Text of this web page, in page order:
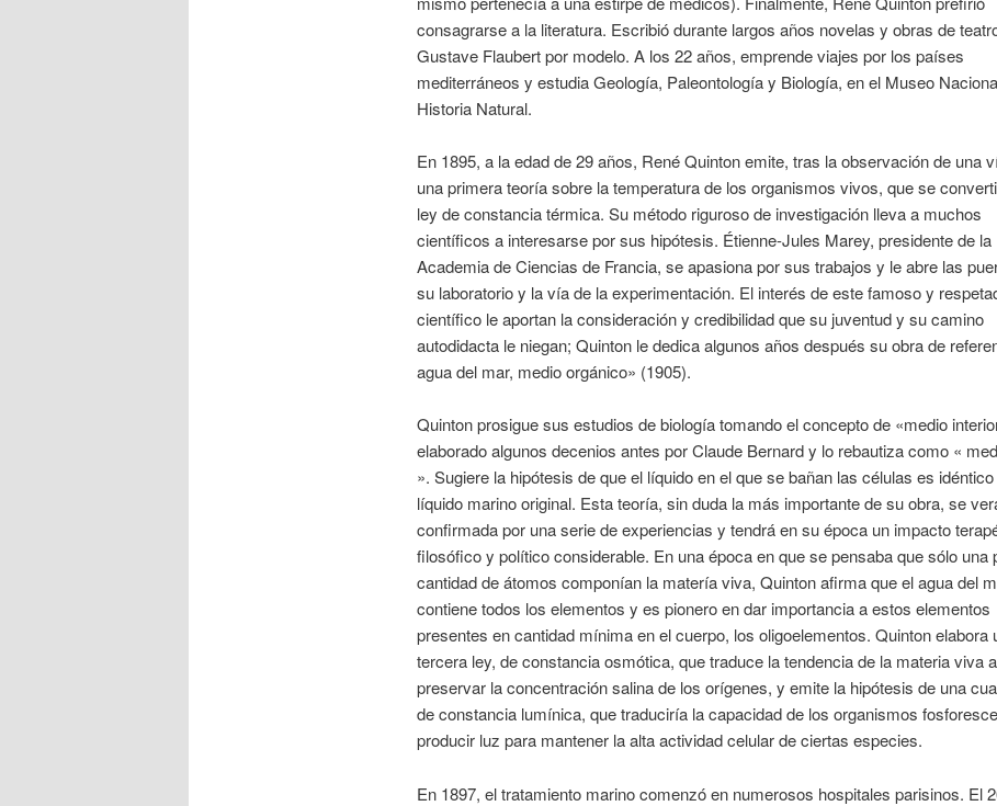
consagrarse a la literatura. Escribió durante largos años novelas y obras de
Gustave Flaubert por modelo. A los 22 años, emprende viajes por los países
mediterráneos y estudia Geología, Paleontología y Biología, en el Museo
Historia Natural.
En 1895, a la edad de 29 años, René Quinton emite, tras la observación de una
una primera teoría sobre la temperatura de los organismos vivos, que se
ley de constancia térmica. Su método riguroso de investigación lleva a muchos
científicos a interesarse por sus hipótesis. Étienne-Jules Marey, presidente de la
Academia de Ciencias de Francia, se apasiona por sus trabajos y le abre las
su laboratorio y la vía de la experimentación. El interés de este famoso y
científico le aportan la consideración y credibilidad que su juventud y su camino
autodidacta le niegan; Quinton le dedica algunos años después su obra de
agua del mar, medio orgánico» (1905).
Quinton prosigue sus estudios de biología tomando el concepto de «medio
elaborado algunos decenios antes por Claude Bernard y lo rebautiza como «
». Sugiere la hipótesis de que el líquido en el que se bañan las células es
líquido marino original. Esta teoría, sin duda la más importante de su obra, se
confirmada por una serie de experiencias y tendrá en su época un impacto
filosófico y político considerable. En una época en que se pensaba que sólo una
cantidad de átomos componían la matería viva, Quinton afirma que el agua del
contiene todos los elementos y es pionero en dar importancia a estos elementos
presentes en cantidad mínima en el cuerpo, los oligoelementos. Quinton elabora
tercera ley, de constancia osmótica, que traduce la tendencia de la materia viva a
preservar la concentración salina de los orígenes, y emite la hipótesis de una
de constancia lumínica, que traduciría la capacidad de los organismos
producir luz para mantener la alta actividad celular de ciertas especies.
En 1897, el tratamiento marino comenzó en numerosos hospitales parisinos. El